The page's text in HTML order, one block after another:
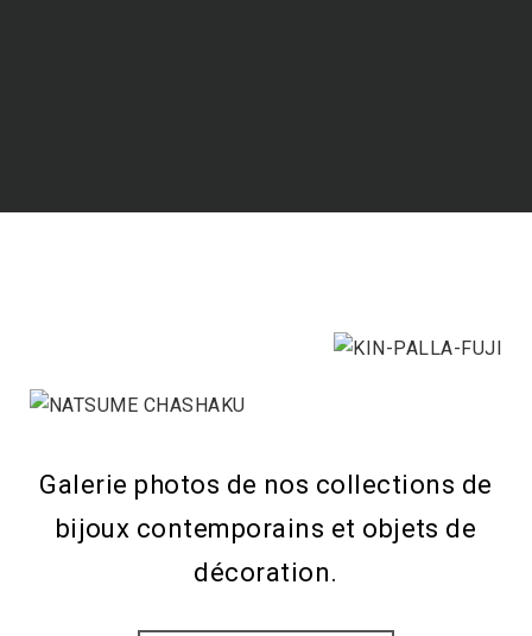
Galerie photos de nos collections de
bijoux contemporains et objets de
décoration.